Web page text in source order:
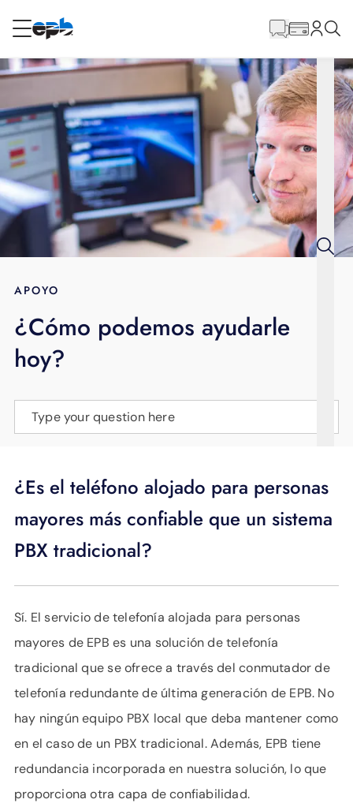
RESIDENCIAL
Internet
Energía
Televisión
BLOG
APOYO
principal
APOYO
¿Cómo podemos ayudarle
hoy?
Type your question here
¿Es el teléfono alojado para personas
mayores más confiable que un sistema
PBX tradicional?
Sí. El servicio de telefonía alojada para personas
mayores de EPB es una solución de telefonía
tradicional que se ofrece a través del conmutador de
telefonía redundante de última generación de EPB. No
hay ningún equipo PBX local que deba mantener como
en el caso de un PBX tradicional. Además, EPB tiene
redundancia incorporada en nuestra solución, lo que
proporciona otra capa de confiabilidad.